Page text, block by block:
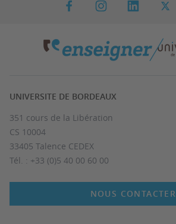
UNIVERSITE DE BORDEAUX
351 cours de la Libération
CS 10004
33405 Talence CEDEX
Tél. : +33 (0)5 40 00 60 00
NOUS CONTACTER